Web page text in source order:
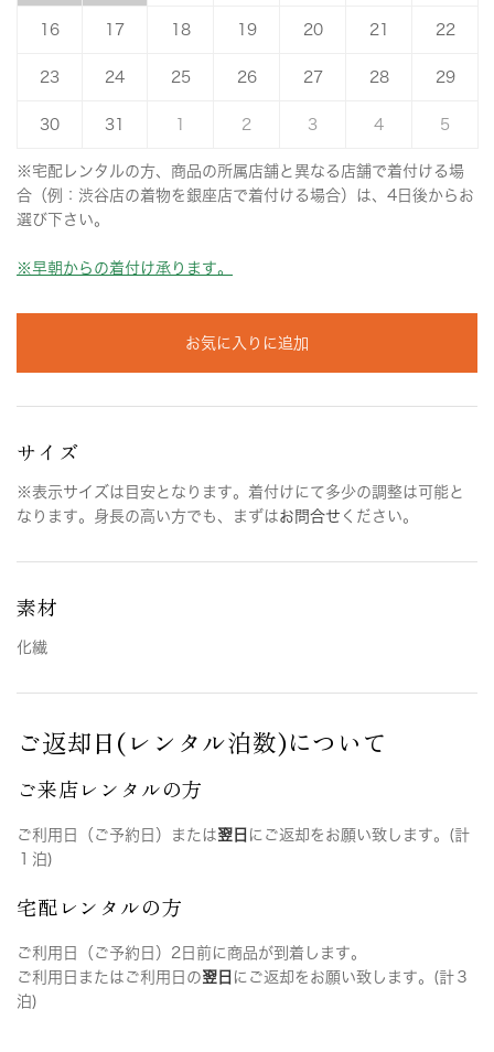
16 17 18 19 20 21 22
23 24 25 26 27 28 29
30 31 1 2 3 4 5
※宅配レンタルの方、商品の所属店舗と異なる店舗で着付ける場
合（例：渋谷店の着物を銀座店で着付ける場合）は、4日後からお
選び下さい。
※早朝からの着付け承ります。
お気に入りに追加
サイズ
※表示サイズは目安となります。着付けにて多少の調整は可能と
なります。身長の高い方でも、まずはお問合せ ください。
素材
化繊
ご返却日(レンタル泊数)について
ご来店レンタルの方
ご利用日（ご予約日）または翌日 にご返却をお願い致します。(計
１泊)
宅配レンタルの方
ご利用日（ご予約日）2日前に商品が到着します。
ご利用日またはご利用日の翌日 にご返却をお願い致します。(計３
泊)